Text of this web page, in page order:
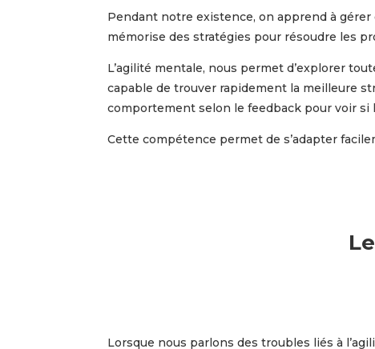
Pendant notre existence, on apprend à
mémorise des stratégies pour résoudre les
L’agilité mentale, nous permet d’explorer
capable de trouver rapidement la meilleure
comportement selon le feedback pour voir si
Cette compétence permet de s’adapter
Lorsque nous parlons des troubles liés à